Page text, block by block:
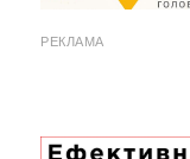
РЕКЛАМА